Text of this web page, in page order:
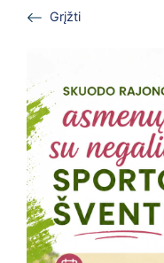
Grįžti